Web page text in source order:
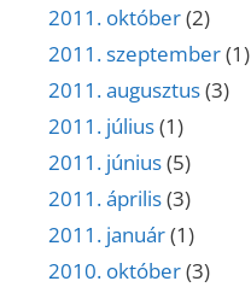
2011. október(2)
2011. szeptember(1)
2011. augusztus(3)
2011. július(1)
2011. június(5)
2011. április(3)
2011. január(1)
2010. október(3)